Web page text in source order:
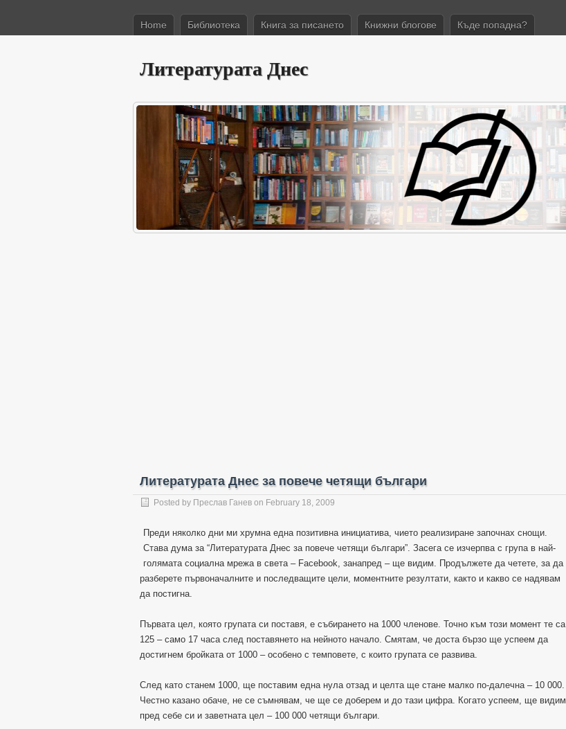
Home Библиотека Книга за писането Книжни блогове Къде попадна?
Литературата Днес
Литературата Днес за повече четящи българи
Posted by Преслав Ганев on February 18, 2009
Преди няколко дни ми хрумна една позитивна инициатива, чието реализиране започнах снощи.
Става дума за “Литературата Днес за повече четящи българи”. Засега се изчерпва с група в най-
голямата социална мрежа в света – Facebook, занапред – ще видим. Продължете да четете, за да
разберете първоначалните и последващите цели, моментните резултати, както и какво се надявам
да постигна.
Първата цел, която групата си поставя, е събирането на 1000 членове. Точно към този момент те са
125 – само 17 часа след поставянето на нейното начало. Смятам, че доста бързо ще успеем да
достигнем бройката от 1000 – особено с темповете, с които групата се развива.
След като станем 1000, ще поставим една нула отзад и целта ще стане малко по-далечна – 10 000.
Честно казано обаче, не се съмнявам, че ще се доберем и до тази цифра. Когато успеем, ще видим
пред себе си и заветната цел – 100 000 четящи българи.